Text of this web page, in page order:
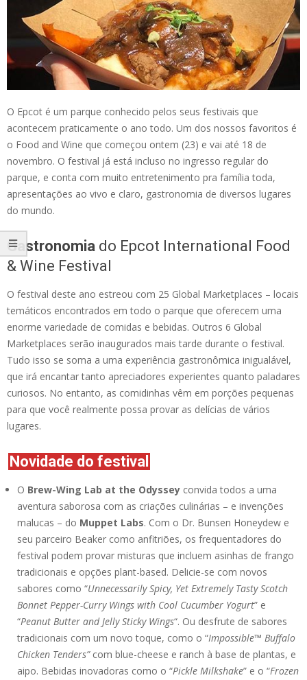
O Epcot é um parque conhecido pelos seus festivais que
acontecem praticamente o ano todo. Um dos nossos favoritos é
o Food and Wine que começou ontem (23) e vai até 18 de
novembro. O festival já está incluso no ingresso regular do
parque, e conta com muito entretenimento pra família toda,
apresentações ao vivo e claro, gastronomia de diversos lugares
do mundo.
Gastronomia do Epcot International Food
& Wine Festival
O festival deste ano estreou com 25 Global Marketplaces – locais
temáticos encontrados em todo o parque que oferecem uma
enorme variedade de comidas e bebidas. Outros 6 Global
Marketplaces serão inaugurados mais tarde durante o festival.
Tudo isso se soma a uma experiência gastronômica inigualável,
que irá encantar tanto apreciadores experientes quanto paladares
curiosos. No entanto, as comidinhas vêm em porções pequenas
para que você realmente possa provar as delícias de vários
lugares.
Novidade do festival
O Brew-Wing Lab at the Odyssey convida todos a uma
aventura saborosa com as criações culinárias – e invenções
malucas – do Muppet Labs. Com o Dr. Bunsen Honeydew e
seu parceiro Beaker como anfitriões, os frequentadores do
festival podem provar misturas que incluem asinhas de frango
tradicionais e opções plant-based. Delicie-se com novos
sabores como “Unnecessarily Spicy, Yet Extremely Tasty Scotch
Bonnet Pepper-Curry Wings with Cool Cucumber Yogurt” e
“Peanut Butter and Jelly Sticky Wings“. Ou desfrute de sabores
tradicionais com um novo toque, como o “Impossible™ Buffalo
Chicken Tenders”com blue-cheese e ranch à base de plantas, e
aipo. Bebidas inovadoras como o “Pickle Milkshake” e o “Frozen